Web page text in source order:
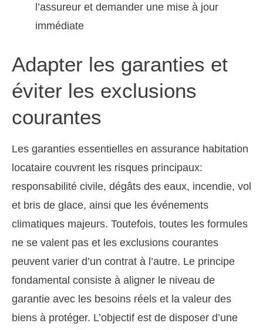
l’assureur et demander une mise à jour
immédiate
Adapter les garanties et
éviter les exclusions
courantes
Les garanties essentielles en assurance habitation
locataire couvrent les risques principaux:
responsabilité civile, dégâts des eaux, incendie, vol
et bris de glace, ainsi que les événements
climatiques majeurs. Toutefois, toutes les formules
ne se valent pas et les exclusions courantes
peuvent varier d’un contrat à l’autre. Le principe
fondamental consiste à aligner le niveau de
garantie avec les besoins réels et la valeur des
biens à protéger. L’objectif est de disposer d’une